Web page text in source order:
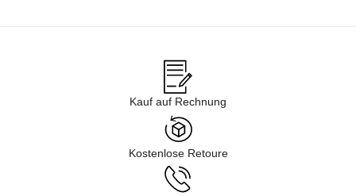
Kauf auf Rechnung
Kostenlose Retoure